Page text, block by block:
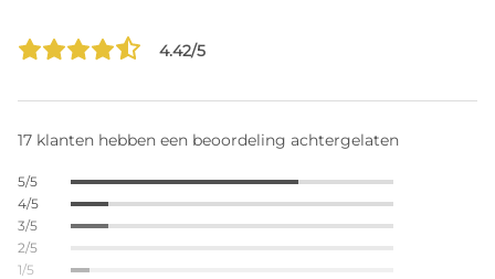
4.42/5
17 klanten hebben een beoordeling achtergelaten
5/5
4/5
3/5
2/5
1/5